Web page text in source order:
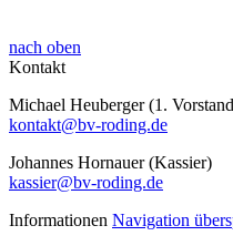
nach oben
Kontakt
Michael Heuberger (1.
kontakt@bv-roding.de
Johannes Hornauer (Kassier)
kassier@bv-roding.de
Informationen Navigation